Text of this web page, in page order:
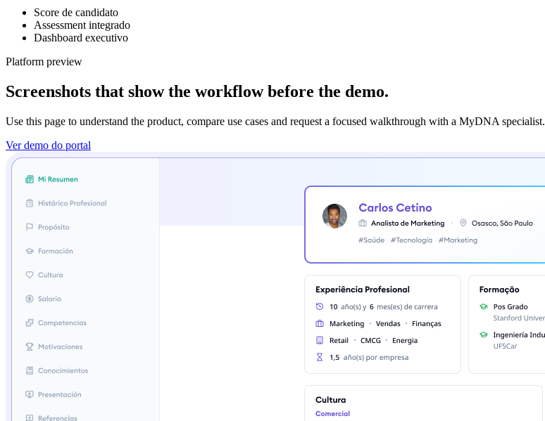
Score de candidato
Assessment integrado
Dashboard executivo
Platform preview
Screenshots that show the workflow before the demo.
Use this page to understand the product, compare use cases and request a focused walkthrough with a MyDNA specialist.
Ver demo do portal